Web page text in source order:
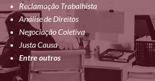
Reclamação Trabalhista
Análise de Direitos
Negociação Coletiva
Justa Causa
Entre outros